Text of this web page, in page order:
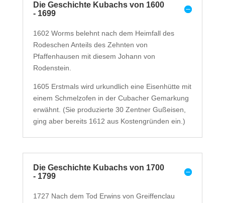
Die Geschichte Kubachs von 1600
- 1699
1602 Worms belehnt nach dem Heimfall des
Rodeschen Anteils des Zehnten von
Pfaffenhausen mit diesem Johann von
Rodenstein.
1605 Erstmals wird urkundlich eine Eisenhütte mit
einem Schmelzofen in der Cubacher Gemarkung
erwähnt. (Sie produzierte 30 Zentner Gußeisen,
ging aber bereits 1612 aus Kostengründen ein.)
Die Geschichte Kubachs von 1700
- 1799
1727 Nach dem Tod Erwins von Greiffenclau